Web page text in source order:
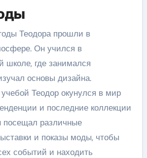
Теодора прошли в
Он учился в
школе, где занимался
основы дизайна.
Теодор окунулся в мир
и последние коллекции
посещал различные
и показы моды, чтобы
событий и находить